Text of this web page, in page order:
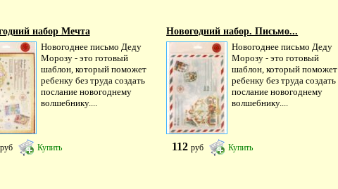
набор Мечта
Новогоднее письмо Деду
Морозу - это готовый
шаблон, который поможет
ребенку без труда создать
послание новогоднему
волшебнику....
руб Купить
Новогодний набор. Письмо...
Новогоднее письмо Деду
Морозу - это готовый
шаблон, который поможет
ребенку без труда создать
послание новогоднему
волшебнику....
112руб Купить